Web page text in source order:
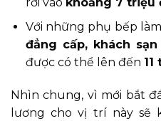
Với những phụ bếp
đẳng cấp, khách sạn
được có thể lên đến
Nhìn chung, vì mới bắt
lương cho vị trí này sẽ